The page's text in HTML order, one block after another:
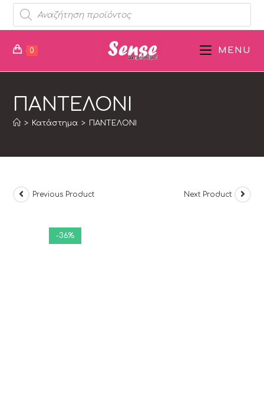
0 MENU
ΠΑΝΤΕΛΟΝΙ
> Κατάστημα > ΠΑΝΤΕΛΟΝΙ
-36%
Previous Product Next Product